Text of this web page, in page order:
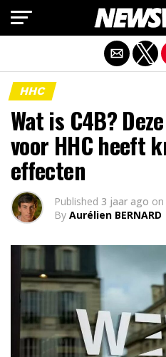
HHC
Wat is C4B?
voor HHC heeft
effecten
Published 3 jaar ago on
By Aurélien BERNARD
Mobiele